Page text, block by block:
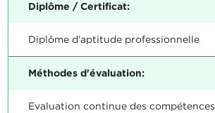
Diplôme / Certificat:
Diplôme d'aptitude professionnelle
Méthodes d'évaluation:
Evaluation continue des compétences